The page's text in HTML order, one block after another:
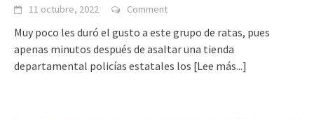
11 octubre, 2022 Comment
Muy poco les duró el gusto a este grupo de ratas, pues
apenas minutos después de asaltar una tienda
departamental policías estatales los [Lee más...]